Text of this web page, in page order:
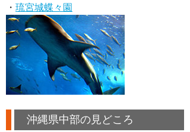
・ 琉宮城蝶々園
沖縄県中部の見どころ